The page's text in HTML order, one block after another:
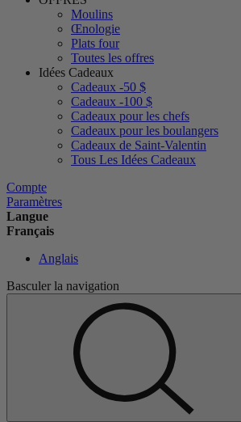
Moulins
Œnologie
Plats four
Toutes les offres
Idées Cadeaux
Cadeaux -50 $
Cadeaux -100 $
Cadeaux pour les chefs
Cadeaux pour les boulangers
Cadeaux de Saint-Valentin
Tous Les Idées Cadeaux
Compte
Paramètres
Langue
Français
Anglais
Basculer la navigation